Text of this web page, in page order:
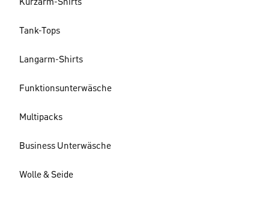
Kurzarm-Shirts
Tank-Tops
Langarm-Shirts
Funktionsunterwäsche
Multipacks
Business Unterwäsche
Wolle & Seide